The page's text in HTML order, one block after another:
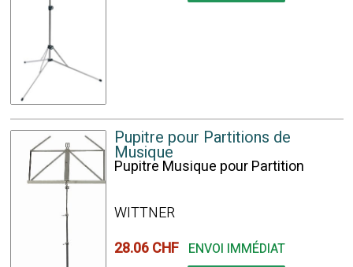
Pupitre pour Partitions de
Musique
Pupitre Musique pour Partition
WITTNER
28.06 CHF ENVOI IMMÉDIAT